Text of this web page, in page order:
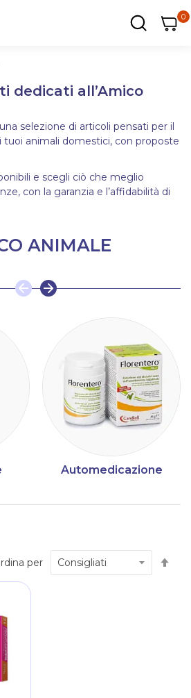
00
dedicati all’Amico
selezione di articoli pensati per il
tuoi animali domestici, con proposte
e scegli ciò che meglio
con la garanzia e l’affidabilità di
ANIMALE
Automedicazione
per